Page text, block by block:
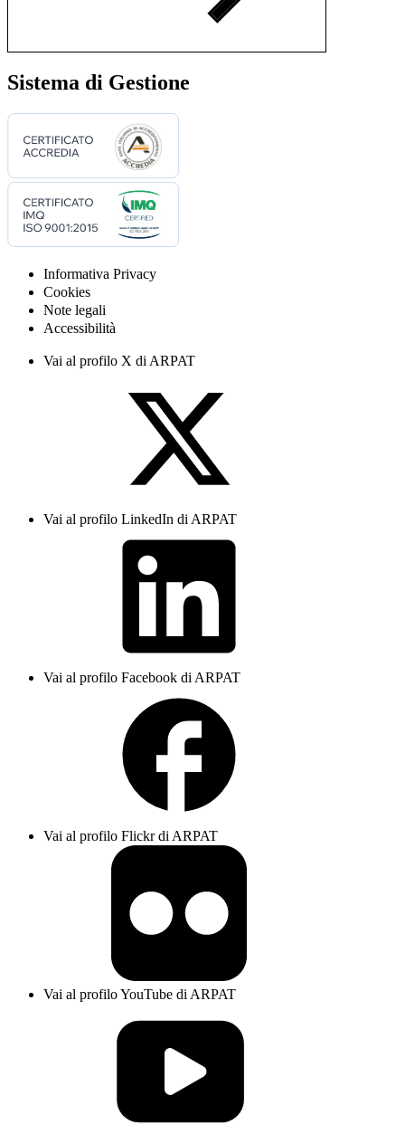
Sistema di Gestione
Informativa Privacy
Cookies
Note legali
Accessibilità
Vai al profilo X di ARPAT
Vai al profilo LinkedIn di ARPAT
Vai al profilo Facebook di ARPAT
Vai al profilo Flickr di ARPAT
Vai al profilo YouTube di ARPAT